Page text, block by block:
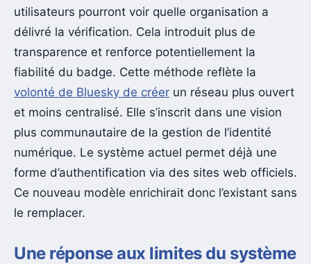
utilisateurs pourront voir quelle organisation a
délivré la vérification. Cela introduit plus de
transparence et renforce potentiellement la
fiabilité du badge. Cette méthode reflète la
volonté de Bluesky de créer un réseau plus ouvert
et moins centralisé. Elle s’inscrit dans une vision
plus communautaire de la gestion de l’identité
numérique. Le système actuel permet déjà une
forme d’authentification via des sites web officiels.
Ce nouveau modèle enrichirait donc l’existant sans
le remplacer.
Une réponse aux limites du système